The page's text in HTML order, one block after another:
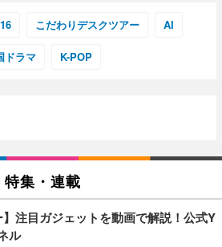
こだわりデスクツアー AI
ドラマ K-POP
特集・連載
】注目ガジェットを動画で解説！公式Y
ル